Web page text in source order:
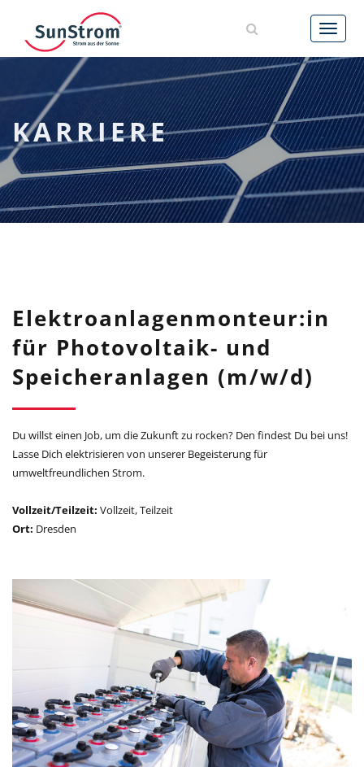
AKTUELLES
LEISTUNGEN
REFERENZEN
UNTERNEHMEN
KARRIERE
KARRIERE
Elektroanlagenmonteur:in
für Photovoltaik- und
Speicheranlagen (m/w/d)
Du willst einen Job, um die Zukunft zu rocken? Den findest Du bei uns!
Lasse Dich elektrisieren von unserer Begeisterung für
umweltfreundlichen Strom.
Vollzeit/Teilzeit: Vollzeit, Teilzeit
Ort: Dresden